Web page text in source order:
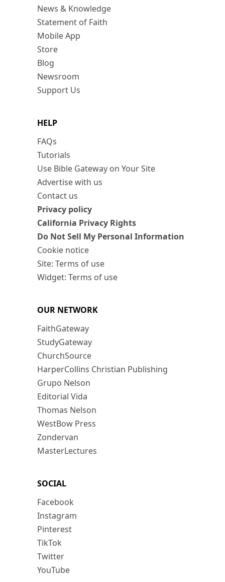
News & Knowledge
Statement of Faith
Mobile App
Store
Blog
Newsroom
Support Us
HELP
FAQs
Tutorials
Use Bible Gateway on Your Site
Advertise with us
Contact us
Privacy policy
California Privacy Rights
Do Not Sell My Personal Information
Cookie notice
Site: Terms of use
Widget: Terms of use
OUR NETWORK
FaithGateway
StudyGateway
ChurchSource
HarperCollins Christian Publishing
Grupo Nelson
Editorial Vida
Thomas Nelson
WestBow Press
Zondervan
MasterLectures
SOCIAL
Facebook
Instagram
Pinterest
TikTok
Twitter
YouTube